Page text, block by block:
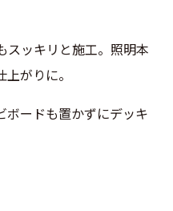
スッキリと施工。照明本
がりに。
ボードも置かずにデッキ